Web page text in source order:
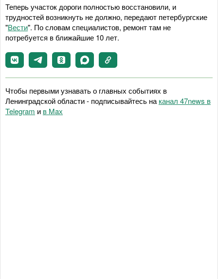
Теперь участок дороги полностью восстановили, и
трудностей возникнуть не должно, передают петербургские
"Вести". По словам специалистов, ремонт там не
потребуется в ближайшие 10 лет.
Чтобы первыми узнавать о главных событиях в
Ленинградской области - подписывайтесь на канал 47news в
Telegram и в Maх